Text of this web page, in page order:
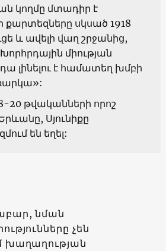
կողմը մտադիր է
քարտեզները սկսած 1918
և ավելի վաղ շրջանից,
միության
դա լինելու է համատեղ խմբի
20 թվականների որոշ
Սյունիքը
են եղել:
նման
չեն
խաղաղության